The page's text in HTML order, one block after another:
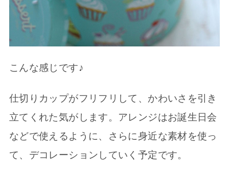
こんな感じです♪
仕切りカップがフリフリして、かわいさを引き
立てくれた気がします。アレンジはお誕生日会
などで使えるように、さらに身近な素材を使っ
て、デコレーションしていく予定です。